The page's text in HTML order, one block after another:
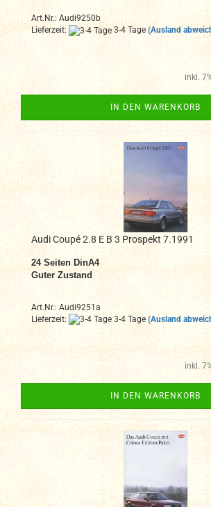
Art.Nr.: Audi9250b
Lieferzeit:
3-4 Tage (Ausland
inkl.
IN DEN WARENKORB
Audi Coupé 2.8 E B 3 Prospekt 7.1991
24 Seiten DinA4
Guter Zustand
Art.Nr.: Audi9251a
Lieferzeit:
3-4 Tage (Ausland
inkl.
IN DEN WARENKORB